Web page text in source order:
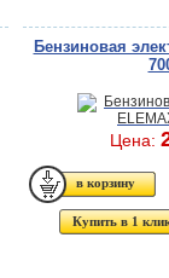
Бензиновая
Цена:
Купить в 1